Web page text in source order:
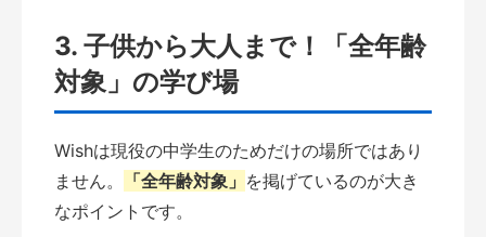
3. 子供から大人まで！「全年齢
対象」の学び場
Wishは現役の中学生のためだけの場所ではあり
ません。
「全年齢対象」 を掲げているのが大き
なポイントです。